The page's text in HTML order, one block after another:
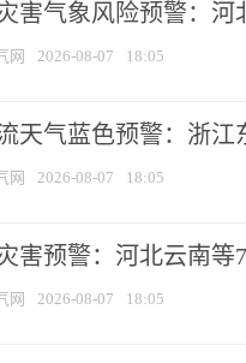
害气象风险预警：河
网 2026-08-07 18:05
天气蓝色预警：浙江
网 2026-08-07 18:05
害预警：河北云南
网 2026-08-07 18:05